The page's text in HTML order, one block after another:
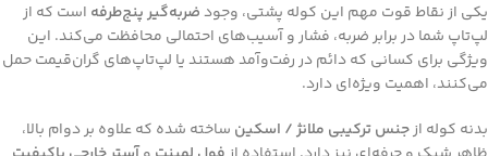
یکی از نقاط قوت مهم این کوله پشتی، وجودضربه‌گیر پنج‌طرفه است که از
لپ‌تاپ شما در برابر ضربه، فشار و آسیب‌های احتمالی محافظت می‌کند. این
ویژگی برای کسانی که دائم در رفت‌وآمد هستند یا لپ‌تاپ‌های گران‌قیمت حمل
می‌کنند، اهمیت ویژه‌ای دارد.
بدنه کوله ازجنس ترکیبی ملانژ / اسکین ساخته شده که علاوه بر دوام بالا،